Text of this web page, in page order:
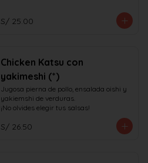
S/ 25.00
Chicken Katsu con
yakimeshi (*)
Jugosa pierna de pollo, ensalada oishi y
yakiemshi de verduras.
¡No olvides elegir tus salsas!
S/ 26.50